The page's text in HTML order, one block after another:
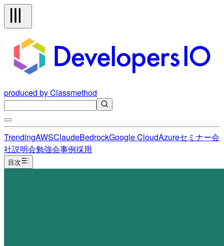
produced by Classmethod
TrendingAWSClaudeBedrockGoogle CloudAzureセミナー会
社説明会勉強会事例採用
目次